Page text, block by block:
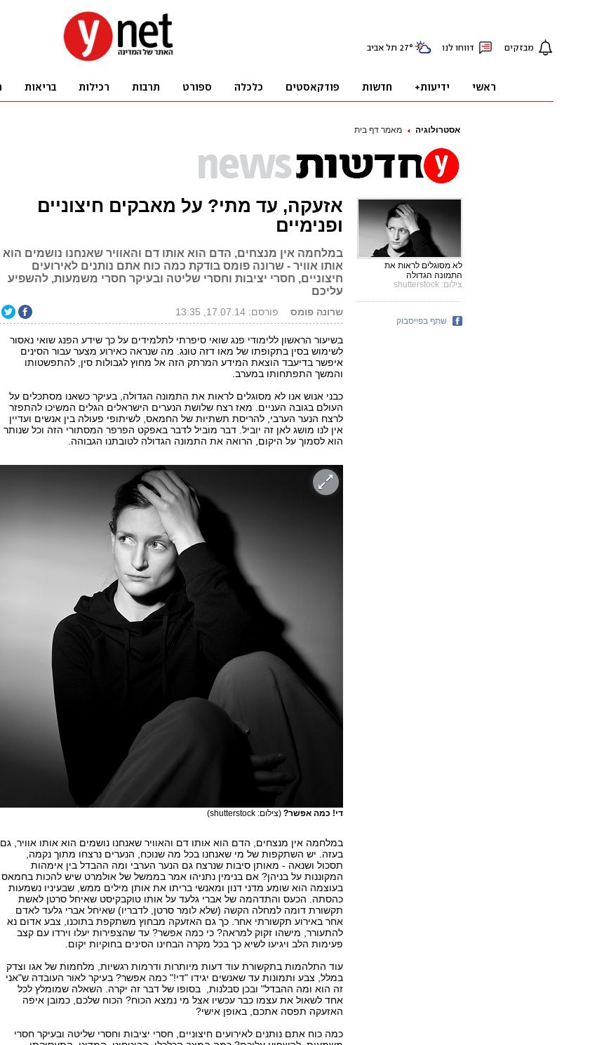
אסטרולוגיה מאמר דף בית
אזעקה, עד מתי? על מאבקים חיצוניים
ופנימיים
במלחמה אין מנצחים, הדם הוא אותו דם והאוויר שאנחנו נושמים הוא
אותו אוויר - שרונה פומס בודקת כמה כוח אתם נותנים לאירועים
חיצוניים, חסרי יציבות וחסרי שליטה ובעיקר חסרי משמעות, להשפיע
עליכם
שרונה פומס פורסם: 17.07.14, 13:35
בשיעור הראשון ללימודי פנג שואי סיפרתי לתלמידים על כך שידע הפנג שואי נאסור
לשימוש בסין בתקופתו של מאו דזה טונג. מה שנראה כאירוע מצער עבור הסינים
איפשר בדיעבד הוצאת המידע המרתק הזה אל מחוץ לגבולות סין, להתפשטותו
והמשך התפתחותו במערב.
כבני אנוש אנו לא מסוגלים לראות את התמונה הגדולה, בעיקר כשאנו מסתכלים על
העולם בגובה העניים. מאז רצח שלושת הנערים הישראלים הגלים המשיכו להתפזר
לרצח הנער הערבי, להריסת תשתיות של החמאס, לשיתופי פעולה בין אנשים ועדיין
אין לנו מושג לאן זה יוביל. דבר מוביל לדבר באפקט הפרפר המסתורי הזה וכל שנותר
הוא לסמוך על היקום, הרואה את התמונה הגדולה לטובתנו הגבוהה.
די! כמה אפשר? (צילום: shutterstock)
במלחמה אין מנצחים, הדם הוא אותו דם והאוויר שאנחנו נושמים הוא אותו אוויר, גם
בעזה. יש השתקפות של מי שאנחנו בכל מה שנוכח, הנערים נרצחו מתוך נקמה,
תסכול ושנאה - מאותן סיבות שנרצח גם הנער הערבי ומה ההבדל בין אימהות
המקוננות על בניהן? אם בנימין נתניהו אמר בממשל של אולמרט שיש להכות בחמאס
בעוצמה הוא שומע מדני דנון ומאנשי בריתו את אותן מילים ממש, שבעיניו נשמעות
כהסתה. הכעס והתדהמה של אברי גלעד על אותו טוקבקיסט שאיחל סרטן לאשת
תקשורת דומה למחלה הקשה (שלא לומר סרטן, לדבריו) שאיחל אברי גלעד לאדם
אחר באירוע תקשורתי אחר. כך גם האזעקה מבחוץ משתקפת בתוכנו, צבע אדום נא
להתעורר, מישהו זקוק למראה? כי כמה אפשר? עד שהצפירות יעלו וירדו עם קצב
פעימות הלב ויגיעו לשיא כך בכל מקרה הבחינו הסינים בחוקיות יקום.
עוד התלהמות בתקשורת עוד דעות מיותרות ודרמות רגשיות, מלחמות של אגו וצדק
במלל, צבע ותמונות עד שאנשים יגידו "די!" כמה אפשר? בעיקר לאור העובדה ש"אני
זה הוא ומה ההבדל" ובכן סבלנות, בסופו של דבר זה יקרה. השאלה שמומלץ לכל
אחד לשאול את עצמו כבר עכשיו אצל מי נמצא הכוח? הכוח שלכם, כמובן איפה
האזעקה תפסה אתכם, באופן אישי?
כמה כוח אתם נותנים לאירועים חיצוניים, חסרי יציבות וחסרי שליטה ובעיקר חסרי
לא מסוגלים לראות את
התמונה הגדולה
צילום: shutterstock
שתף בפייסבוק